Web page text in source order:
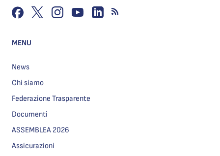
MENU
News
Chi siamo
Federazione Trasparente
Documenti
ASSEMBLEA 2026
Assicurazioni